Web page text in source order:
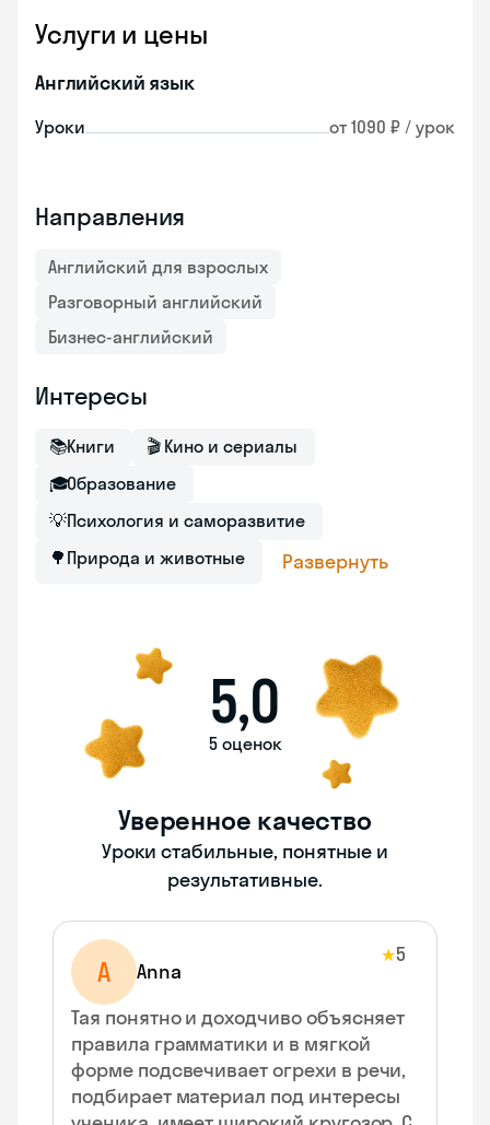
Услуги и цены
Английский язык
Уроки от 1090 ₽ / урок
Направления
Английский для взрослых
Разговорный английский
Бизнес-английский
Интересы
📚Книги 🎬 Кино и сериалы
🎓Образование
💡Психология и саморазвитие
🌳 Природа и животные Развернуть
5,0
5 оценок
Уверенное качество
Уроки стабильные, понятные и
результативные.
A Anna
★5
Тая понятно и доходчиво объясняет
правила грамматики и в мягкой
форме подсвечивает огрехи в речи,
подбирает материал под интересы